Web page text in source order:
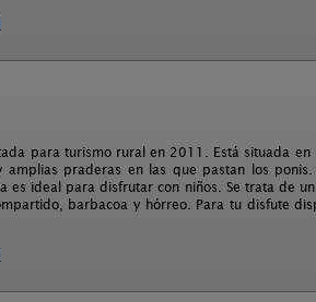
para turismo rural en 2011. Está situada en
praderas en las que pastan los ponis.
es ideal para disfrutar con niños. Se trata de
barbacoa y hórreo. Para tu disfute